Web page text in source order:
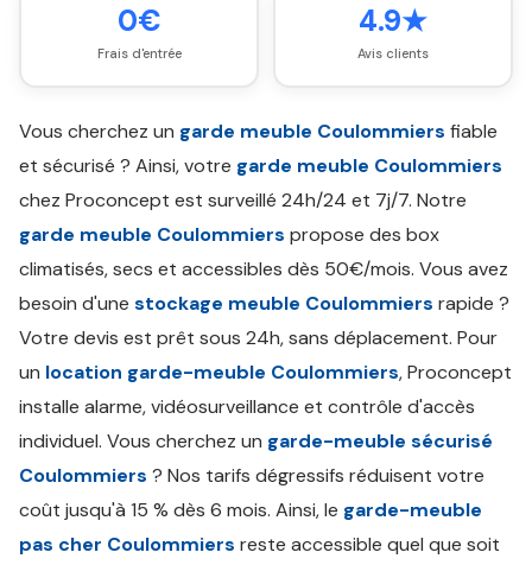
0€
Frais d'entrée
4.9★
Avis clients
Vous cherchez un garde meuble Coulommiers fiable
et sécurisé ? Ainsi, votre garde meuble Coulommiers
chez Proconcept est surveillé 24h/24 et 7j/7. Notre
garde meuble Coulommiers propose des box
climatisés, secs et accessibles dès 50€/mois. Vous avez
besoin d'une stockage meuble Coulommiers rapide ?
Votre devis est prêt sous 24h, sans déplacement. Pour
un location garde-meuble Coulommiers, Proconcept
installe alarme, vidéosurveillance et contrôle d'accès
individuel. Vous cherchez un garde-meuble sécurisé
Coulommiers ? Nos tarifs dégressifs réduisent votre
coût jusqu'à 15 % dès 6 mois. Ainsi, le garde-meuble
pas cher Coulommiers reste accessible quel que soit